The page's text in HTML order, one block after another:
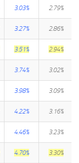
3.03% 2.79%
3.27% 2.86%
3.51% 2.94%
3.74% 3.02%
3.98% 3.09%
4.22% 3.16%
4.46% 3.23%
4.70% 3.30%